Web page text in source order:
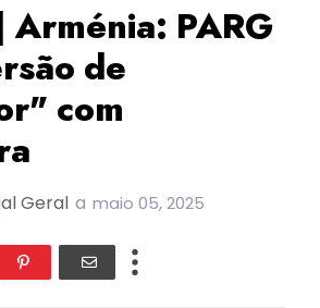
Arménia: PARG
de
com
Geral a maio 05, 2025